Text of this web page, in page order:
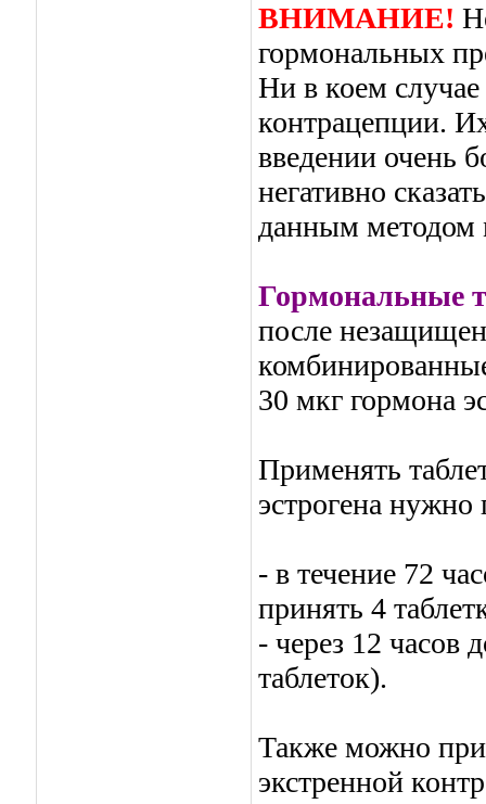
ВНИМАНИЕ!
гормональных
Ни в коем
контрацепции.
введении очень
негативно
данным методом
Гормональные
после
30 мкг гормона
Применять
эстрогена
- в течение 72
принять 4
- через 12 часов
таблеток).
Также можно
экстренной